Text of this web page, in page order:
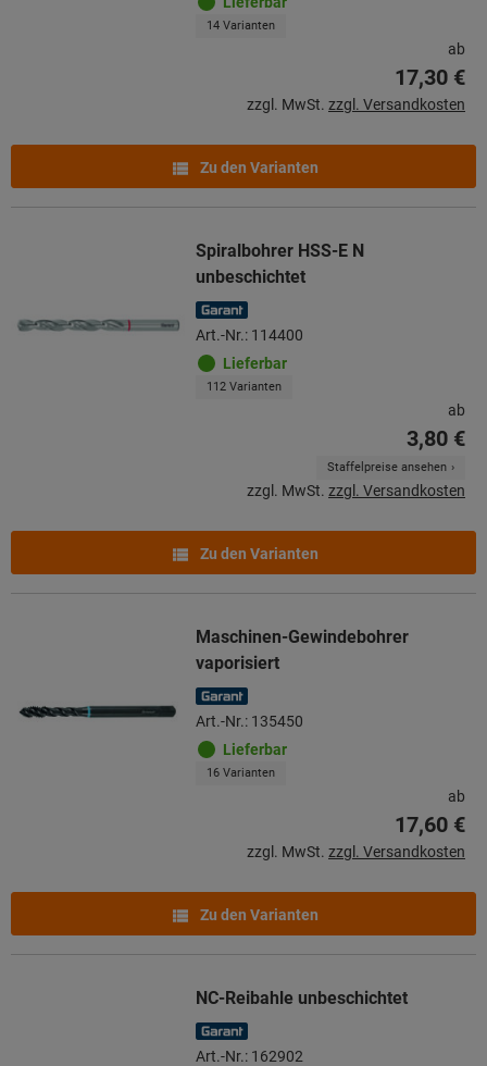
14 Varianten
ab
17,30 €
zzgl. MwSt. zzgl. Versandkosten
Zu den Varianten
Spiralbohrer HSS-E N
unbeschichtet
Art.-Nr.: 114400
Lieferbar
112 Varianten
ab
3,80 €
Staffelpreise ansehen
zzgl. MwSt. zzgl. Versandkosten
Zu den Varianten
Maschinen-Gewindebohrer
vaporisiert
Art.-Nr.: 135450
Lieferbar
16 Varianten
ab
17,60 €
zzgl. MwSt. zzgl. Versandkosten
Zu den Varianten
NC-Reibahle unbeschichtet
Art.-Nr.: 162902